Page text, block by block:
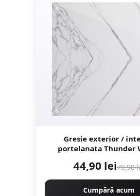
Gresie exterior /
portelanata Thunder
rectificata tip
44,90 lei79,90
Cumpără acum